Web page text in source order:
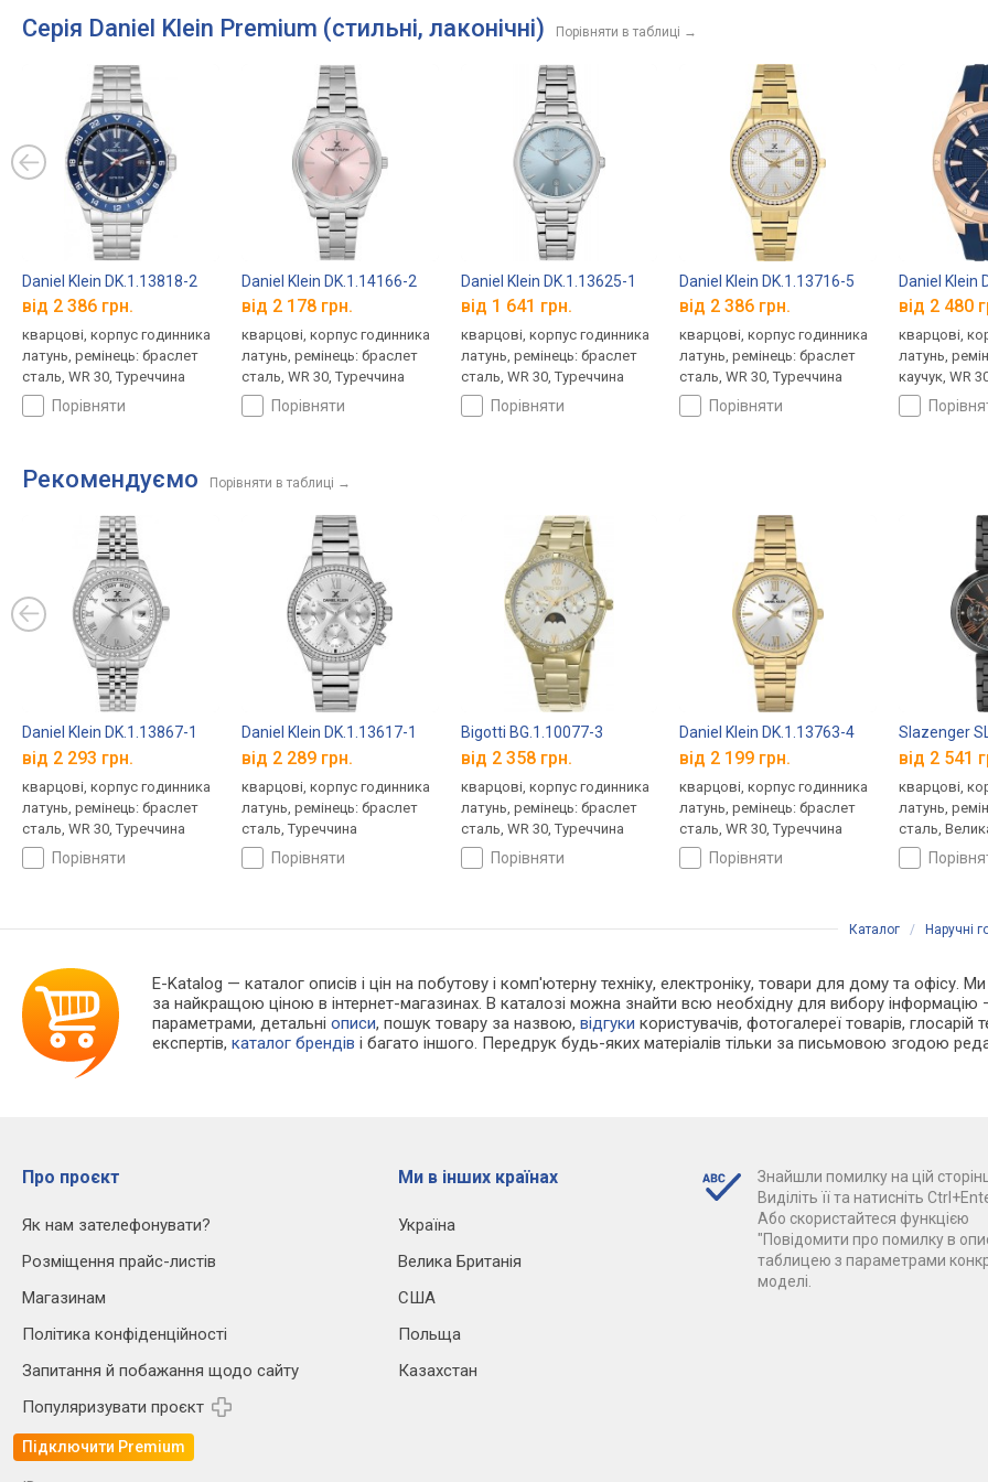
Серія Daniel Klein Premium (стильні, лаконічні) Порівняти в таблиці →
Daniel Klein DK.1.13818-2
від 2 386 грн.
кварцові, корпус годинника
латунь, ремінець: браслет
сталь, WR 30, Туреччина
порівняти
Daniel Klein DK.1.14166-2
від 2 178 грн.
кварцові, корпус годинника
латунь, ремінець: браслет
сталь, WR 30, Туреччина
порівняти
Daniel Klein DK.1.13625-1
від 1 641 грн.
кварцові, корпус годинника
латунь, ремінець: браслет
сталь, WR 30, Туреччина
порівняти
Daniel Klein DK.1.13716-5
від 2 386 грн.
кварцові, корпус годинника
латунь, ремінець: браслет
сталь, WR 30, Туреччина
порівняти
Daniel Klein
від 2 480
кварцові,
латунь,
каучук, WR
Рекомендуємо Порівняти в таблиці →
Daniel Klein DK.1.13867-1
від 2 293 грн.
кварцові, корпус годинника
латунь, ремінець: браслет
сталь, WR 30, Туреччина
порівняти
Daniel Klein DK.1.13617-1
від 2 289 грн.
кварцові, корпус годинника
латунь, ремінець: браслет
сталь, Туреччина
порівняти
Bigotti BG.1.10077-3
від 2 358 грн.
кварцові, корпус годинника
латунь, ремінець: браслет
сталь, WR 30, Туреччина
порівняти
Daniel Klein DK.1.13763-4
від 2 199 грн.
кварцові, корпус годинника
латунь, ремінець: браслет
сталь, WR 30, Туреччина
порівняти
Slazenger
від 2 541
кварцові,
латунь,
сталь,
Каталог / Наручні
E-Katalog — каталог описів і цін на побутову і комп'ютерну техніку, електроніку, товари для дому та офісу.
за найкращою ціною в інтернет-магазинах. В каталозі можна знайти всю необхідну для вибору
параметрами, детальніописи, пошук товару за назвою,відгуки користувачів, фотогалереї товарів, глосарій
експертів,каталог брендів і багато іншого. Передрук будь-яких матеріалів тільки за письмовою згодою
Про проєкт
Як нам зателефонувати?
Розміщення прайс-листів
Магазинам
Політика конфіденційності
Запитання й побажання щодо сайту
Популяризувати проєкт
Підключити Premium
Ми в інших країнах
Україна
Велика Британія
США
Польща
Казахстан
Знайшли помилку на цій
Виділіть її та натисніть
Або скористайтеся функцією
"Повідомити про помилку в
таблицею з параметрами
моделі.